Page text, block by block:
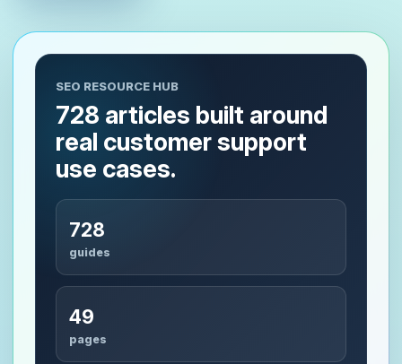
SEO RESOURCE HUB
728 articles built around
real customer support
use cases.
728
guides
49
pages